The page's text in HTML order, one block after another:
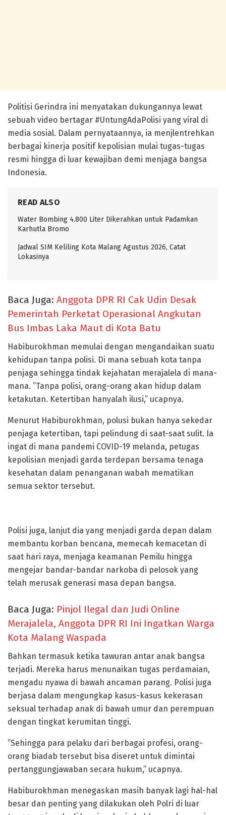
Politisi Gerindra ini menyatakan dukungannya lewat
sebuah video bertagar #UntungAdaPolisi yang viral di
media sosial. Dalam pernyataannya, ia menjlentrehkan
berbagai kinerja positif kepolisian mulai tugas-tugas
resmi hingga di luar kewajiban demi menjaga bangsa
Indonesia.
READ ALSO
Water Bombing 4.800 Liter Dikerahkan untuk Padamkan
Karhutla Bromo
Jadwal SIM Keliling Kota Malang Agustus 2026, Catat
Lokasinya
Baca Juga: Anggota DPR RI Cak Udin Desak
Pemerintah Perketat Operasional Angkutan
Bus Imbas Laka Maut di Kota Batu
Habiburokhman memulai dengan mengandaikan suatu
kehidupan tanpa polisi. Di mana sebuah kota tanpa
penjaga sehingga tindak kejahatan merajalela di mana-
mana. ”Tanpa polisi, orang-orang akan hidup dalam
ketakutan. Ketertiban hanyalah ilusi,” ucapnya.
Menurut Habiburokhman, polusi bukan hanya sekedar
penjaga ketertiban, tapi pelindung di saat-saat sulit. Ia
ingat di mana pandemi COVID-19 melanda, petugas
kepolisian menjadi garda terdepan bersama tenaga
kesehatan dalam penanganan wabah mematikan
semua sektor tersebut.
Polisi juga, lanjut dia yang menjadi garda depan dalam
membantu korban bencana, memecah kemacetan di
saat hari raya, menjaga keamanan Pemilu hingga
mengejar bandar-bandar narkoba di pelosok yang
telah merusak generasi masa depan bangsa.
Baca Juga: Pinjol Ilegal dan Judi Online
Merajalela, Anggota DPR RI Ini Ingatkan Warga
Kota Malang Waspada
Bahkan termasuk ketika tawuran antar anak bangsa
terjadi. Mereka harus menunaikan tugas perdamaian,
mengadu nyawa di bawah ancaman parang. Polisi juga
berjasa dalam mengungkap kasus-kasus kekerasan
seksual terhadap anak di bawah umur dan perempuan
dengan tingkat kerumitan tinggi.
”Sehingga para pelaku dari berbagai profesi, orang-
orang biadab tersebut bisa diseret untuk dimintai
pertanggungjawaban secara hukum,” ucapnya.
Habiburokhman menegaskan masih banyak lagi hal-hal
besar dan penting yang dilakukan oleh Polri di luar